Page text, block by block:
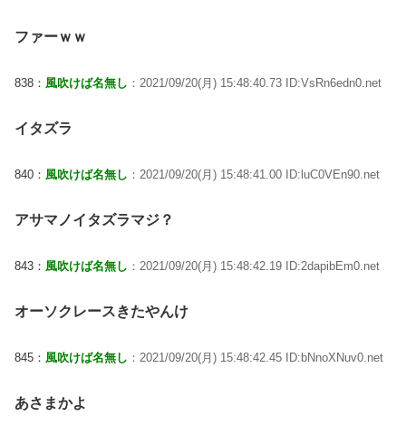
ファーｗｗ
838： 風吹けば名無し ：2021/09/20(月) 15:48:40.73 ID:VsRn6edn0.net
イタズラ
840： 風吹けば名無し ：2021/09/20(月) 15:48:41.00 ID:luC0VEn90.net
アサマノイタズラマジ？
843： 風吹けば名無し ：2021/09/20(月) 15:48:42.19 ID:2dapibEm0.net
オーソクレースきたやんけ
845： 風吹けば名無し ：2021/09/20(月) 15:48:42.45 ID:bNnoXNuv0.net
あさまかよ